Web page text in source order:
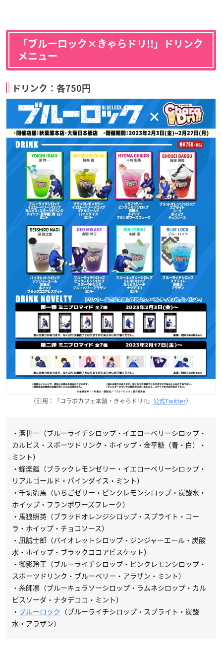
「ブルーロック×きゃらドリ!!」ドリンク
メニュー
ドリンク：各750円
（引用：「コラボカフェ本舗・きゃらドリ!!」 公式Twitter）
・潔世一（ブルーライチシロップ・イエローベリーシロップ・
カルピス・スポーツドリンク・ホイップ・金平糖（青・白）・
ミント）
・蜂楽廻（ブラックレモンゼリー・イエローベリーシロップ・
リアルゴールド・パインダイス・ミント）
・千切豹馬（いちごゼリー・ピンクレモンシロップ・炭酸水・
ホイップ・フランボワーズフレーク）
・馬狼照英（ブラッドオレンジシロップ・スプライト・コー
ラ・ホイップ・チョコソース）
・凪誠士郎（バイオレットシロップ・ジンジャーエール・炭酸
水・ホイップ・ブラックココアビスケット）
・御影玲王（ブルーライチシロップ・ピンクレモンシロップ・
スポーツドリンク・ブルーベリー・アラザン・ミント）
・糸師凛（ブルーキュラソーシロップ・ラムネシロップ・カル
ピスソーダ・ナタデココ・ミント）
・ ブルーロック （ブルーライチシロップ・スプライト・炭酸
水・アラザン）